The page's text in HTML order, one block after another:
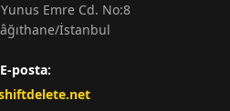
Emre Cd. No:8
İstanbul
E-posta: